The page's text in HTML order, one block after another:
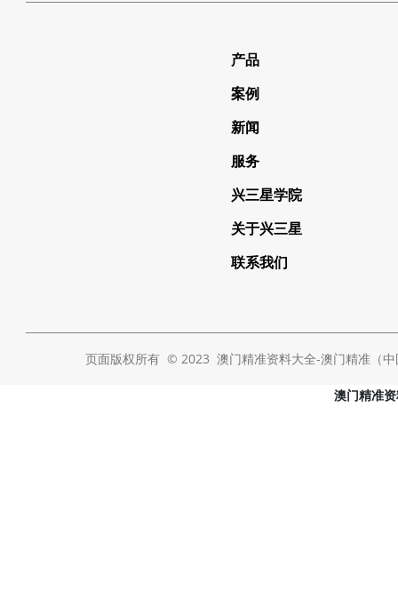
产品
案例
新闻
服务
兴三星学院
关于兴三星
联系我们
页面版权所有 © 2023 澳门精准资料大全-澳门精准
澳门精准